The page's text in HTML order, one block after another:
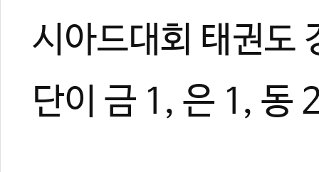
시아드대회 태권도
단이 금 1, 은 1, 동